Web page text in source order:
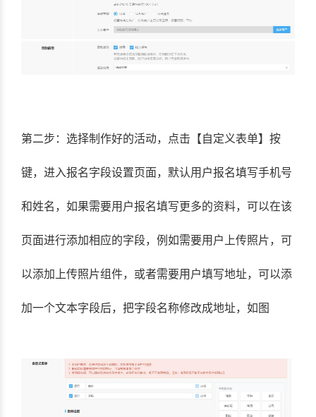
第二步：选择制作好的活动，点击【自定义表单】按
键，进入报名字段设置页面，默认用户报名填写手机号
和姓名，如果需要用户报名填写更多的资料，可以在该
页面进行添加相应的字段，例如需要用户上传照片，可
以添加上传照片组件，或者需要用户填写地址，可以添
加一个文本字段后，把字段名称修改成地址，如图